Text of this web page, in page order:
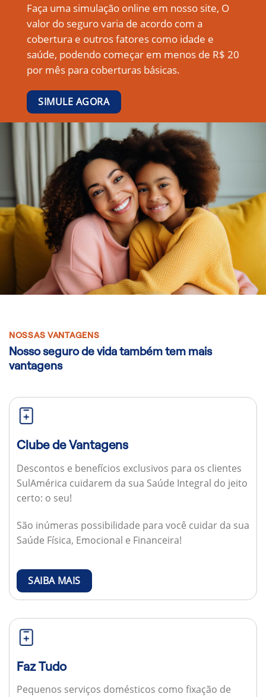
Faça uma simulação online em nosso site, O
valor do seguro varia de acordo com a
cobertura e outros fatores como idade e
saúde, podendo começar em menos de R$ 20
por mês para coberturas básicas.
SIMULE AGORA
NOSSAS VANTAGENS
Nosso seguro de vida também tem mais
vantagens
Clube de Vantagens
Descontos e benefícios exclusivos para os clientes
SulAmérica cuidarem da sua Saúde Integral do jeito
certo: o seu!
São inúmeras possibilidade para você cuidar da sua
Saúde Física, Emocional e Financeira!
SAIBA MAIS
Faz Tudo
Pequenos serviços domésticos como fixação de